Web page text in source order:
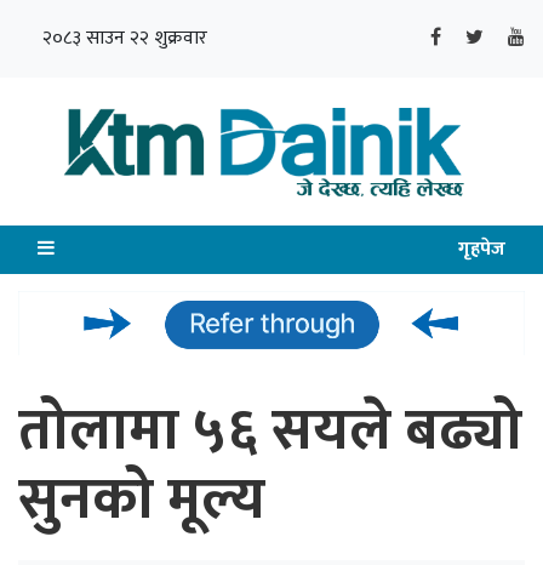
२०८३ साउन २२ शुक्रवार
गृहपेज
तोलामा ५६ सयले बढ्यो
सुनको मूल्य